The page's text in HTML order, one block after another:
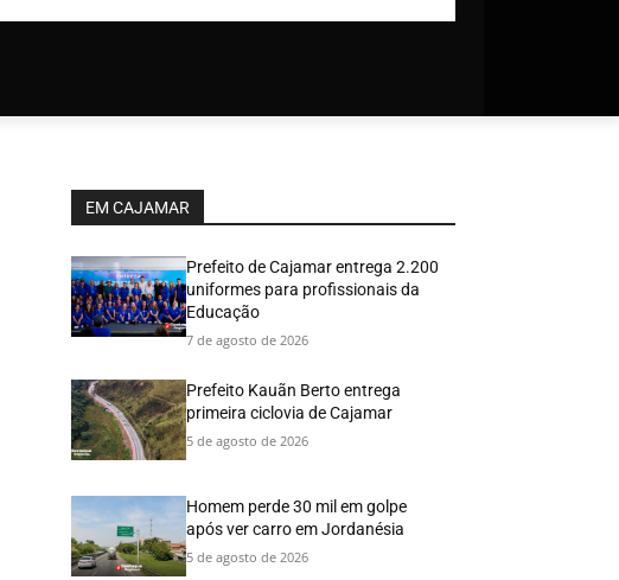
EM CAJAMAR
Prefeito de Cajamar entrega 2.200
uniformes para profissionais da
Educação
7 de agosto de 2026
Prefeito Kauãn Berto entrega
primeira ciclovia de Cajamar
5 de agosto de 2026
Homem perde 30 mil em golpe
após ver carro em Jordanésia
5 de agosto de 2026